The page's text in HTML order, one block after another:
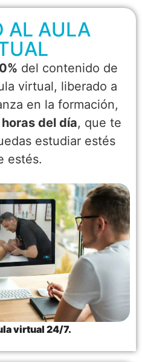
AL AULA
del contenido de
virtual, liberado a
en la formación,
del día, que te
estudiar estés
estés.
virtual 24/7.